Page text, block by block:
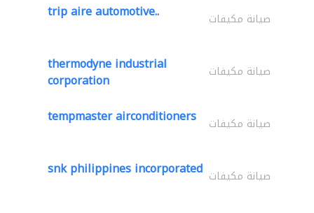
trip aire automotive.. صيانة مكيفات
thermodyne industrial
corporation صيانة مكيفات
tempmaster airconditioners صيانة مكيفات
snk philippines incorporated صيانة مكيفات